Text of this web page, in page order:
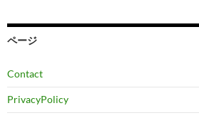
ブ
ページ
Contact
PrivacyPolicy